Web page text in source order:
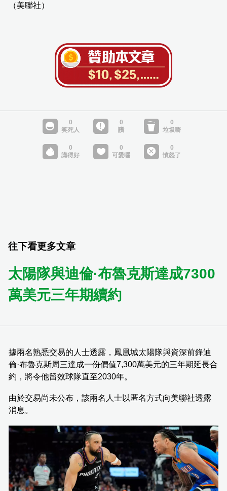
（美聯社）
往下看更多文章
太陽隊與迪倫·布魯克斯達成7300
萬美元三年期續約
據兩名熟悉交易的人士透露，鳳凰城太陽隊與資深前鋒迪
倫·布魯克斯周三達成一份價值7,300萬美元的三年期延長合
約，將令他留效球隊直至2030年。
由於交易尚未公布，該兩名人士以匿名方式向美聯社透露
消息。